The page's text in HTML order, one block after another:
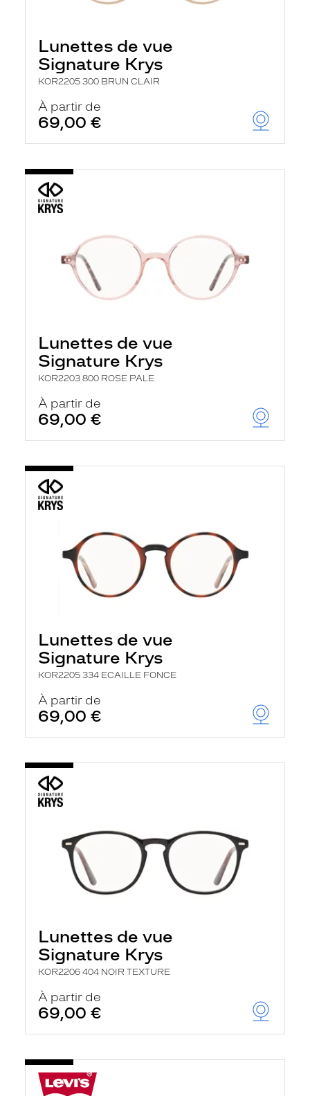
Lunettes de vue
Signature Krys
KOR2205 300 BRUN CLAIR
À partir de
69,00 €
Lunettes de vue
Signature Krys
KOR2203 800 ROSE PALE
À partir de
69,00 €
Lunettes de vue
Signature Krys
KOR2205 334 ECAILLE FONCE
À partir de
69,00 €
Lunettes de vue
Signature Krys
KOR2206 404 NOIR TEXTURE
À partir de
69,00 €